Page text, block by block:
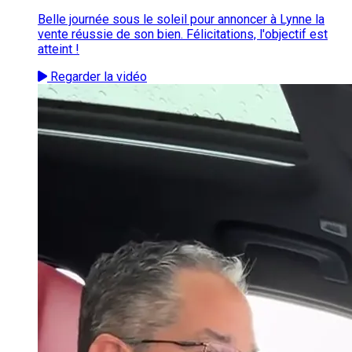
Belle journée sous le soleil pour annoncer à Lynne la
vente réussie de son bien. Félicitations, l'objectif est
atteint !
Regarder la vidéo